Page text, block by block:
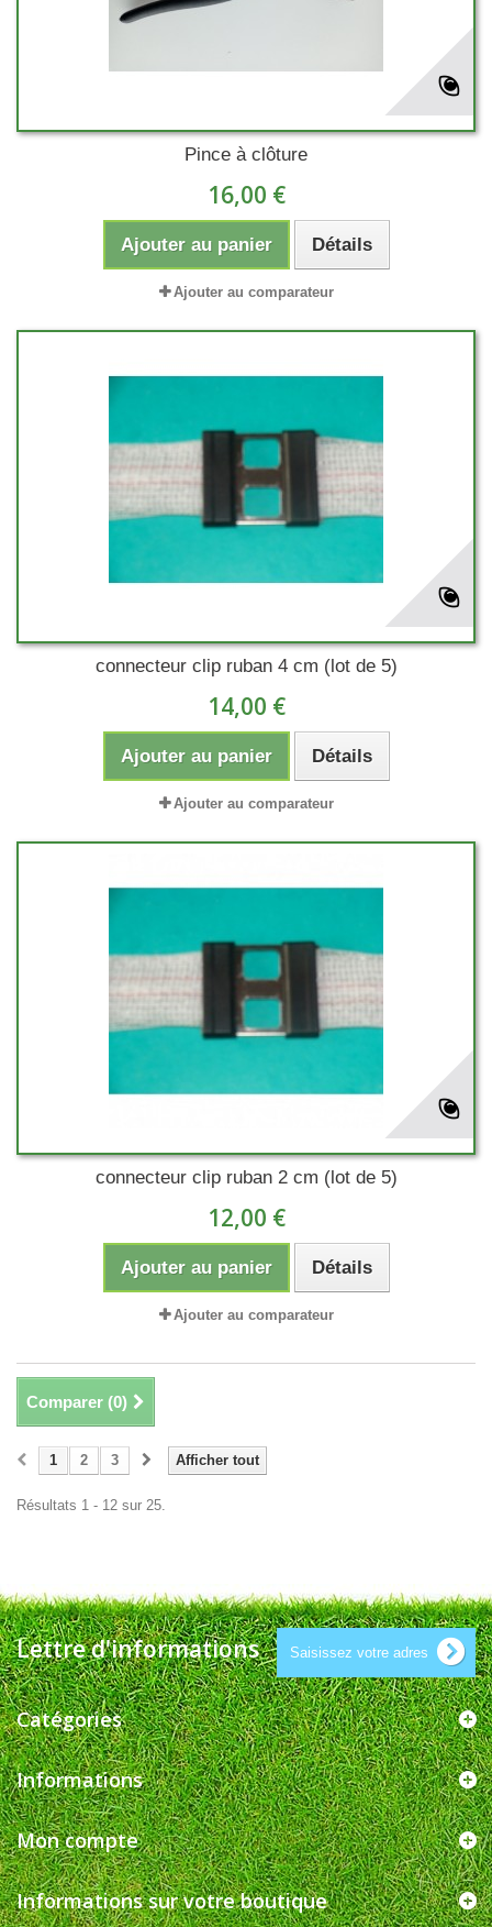
Pince à clôture
16,00 €
Ajouter au panier Détails
Ajouter au comparateur
connecteur clip ruban 4 cm (lot de 5)
14,00 €
Ajouter au panier Détails
Ajouter au comparateur
connecteur clip ruban 2 cm (lot de 5)
12,00 €
Ajouter au panier Détails
Ajouter au comparateur
Comparer (0)
Afficher tout
1 2 3
Résultats 1 - 12 sur 25.
Lettre d'informations
Catégories
Informations
Mon compte
Informations sur votre boutique